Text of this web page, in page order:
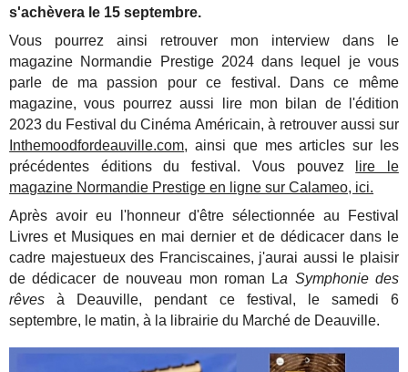
s'achèvera le 15 septembre.
Vous pourrez ainsi retrouver mon interview dans le
magazine Normandie Prestige 2024 dans lequel je vous
parle de ma passion pour ce festival. Dans ce même
magazine, vous pourrez aussi lire mon bilan de l'édition
2023 du Festival du Cinéma Américain, à retrouver aussi sur
Inthemoodfordeauville.com, ainsi que mes articles sur les
précédentes éditions du festival. Vous pouvez
lire le
magazine Normandie Prestige en ligne sur Calameo, ici.
Après avoir eu l'honneur d'être sélectionnée au Festival
Livres et Musiques en mai dernier et de dédicacer dans le
cadre majestueux des Franciscaines, j'aurai aussi le plaisir
de dédicacer de nouveau mon roman La Symphonie des
rêves à Deauville, pendant ce festival, le samedi 6
septembre, le matin, à la librairie du Marché de Deauville.